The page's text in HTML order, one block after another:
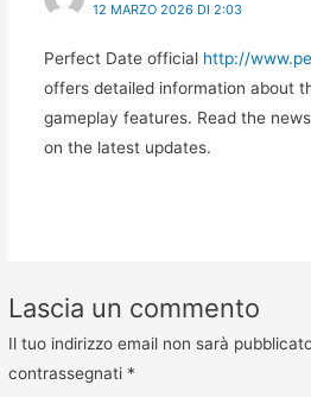
12 MARZO 2026 DI 2:03
Perfect Date official http://
offers detailed information about
gameplay features. Read the
on the latest updates.
Lascia un commento
Il tuo indirizzo email non sarà
contrassegnati *